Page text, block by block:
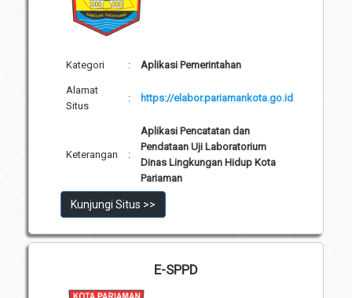
Kategori : Aplikasi Pemerintahan
Alamat
Situs
: https://elabor.pariamankota.go.id
Keterangan :
Aplikasi Pencatatan dan
Pendataan Uji Laboratorium
Dinas Lingkungan Hidup Kota
Pariaman
Kunjungi Situs >>
E-SPPD